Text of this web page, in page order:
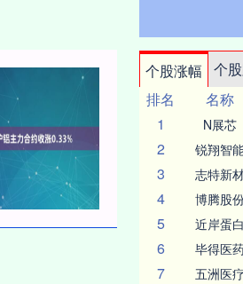
个股涨幅 个
排名
名称
1
N展芯
2 锐翔智
3 志特新
4 博腾股
5 近岸蛋白
6 毕得医
7 五洲医疗